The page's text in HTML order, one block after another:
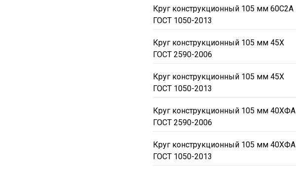
Круг конструкционный 105 мм 60С2А
ГОСТ 1050-2013
Круг конструкционный 105 мм 45Х
ГОСТ 2590-2006
Круг конструкционный 105 мм 45Х
ГОСТ 1050-2013
Круг конструкционный 105 мм 40ХФА
ГОСТ 2590-2006
Круг конструкционный 105 мм 40ХФА
ГОСТ 1050-2013